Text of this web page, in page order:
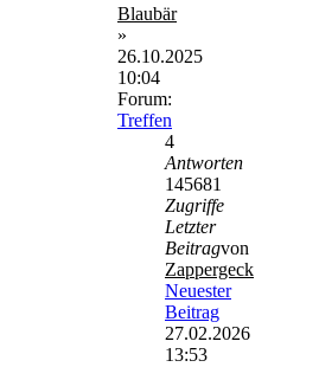
Blaubär
»
26.10.2025
10:04
Forum:
Treffen
4
Antworten
145681
Zugriffe
Letzter
Beitragvon
Zappergeck
Neuester
Beitrag
27.02.2026
13:53